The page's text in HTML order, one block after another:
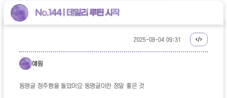
No.144 | 데일리 루틴 시작
2025-08-04 09:31
예림
동맹글 정주행을 돌았어요 동맹글이란 정말 좋은 것